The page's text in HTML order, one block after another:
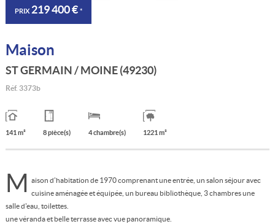
PRIX219 400 € *
Maison
ST GERMAIN / MOINE (49230)
Réf. 3373b
141 m² 8 pièce(s) 4 chambre(s) 1221 m²
M aison d'habitation de 1970 comprenant une entrée, un salon séjour avec
cuisine aménagée et équipée, un bureau bibliothèque, 3 chambres une
salle d'eau, toilettes.
une véranda et belle terrasse avec vue panoramique.